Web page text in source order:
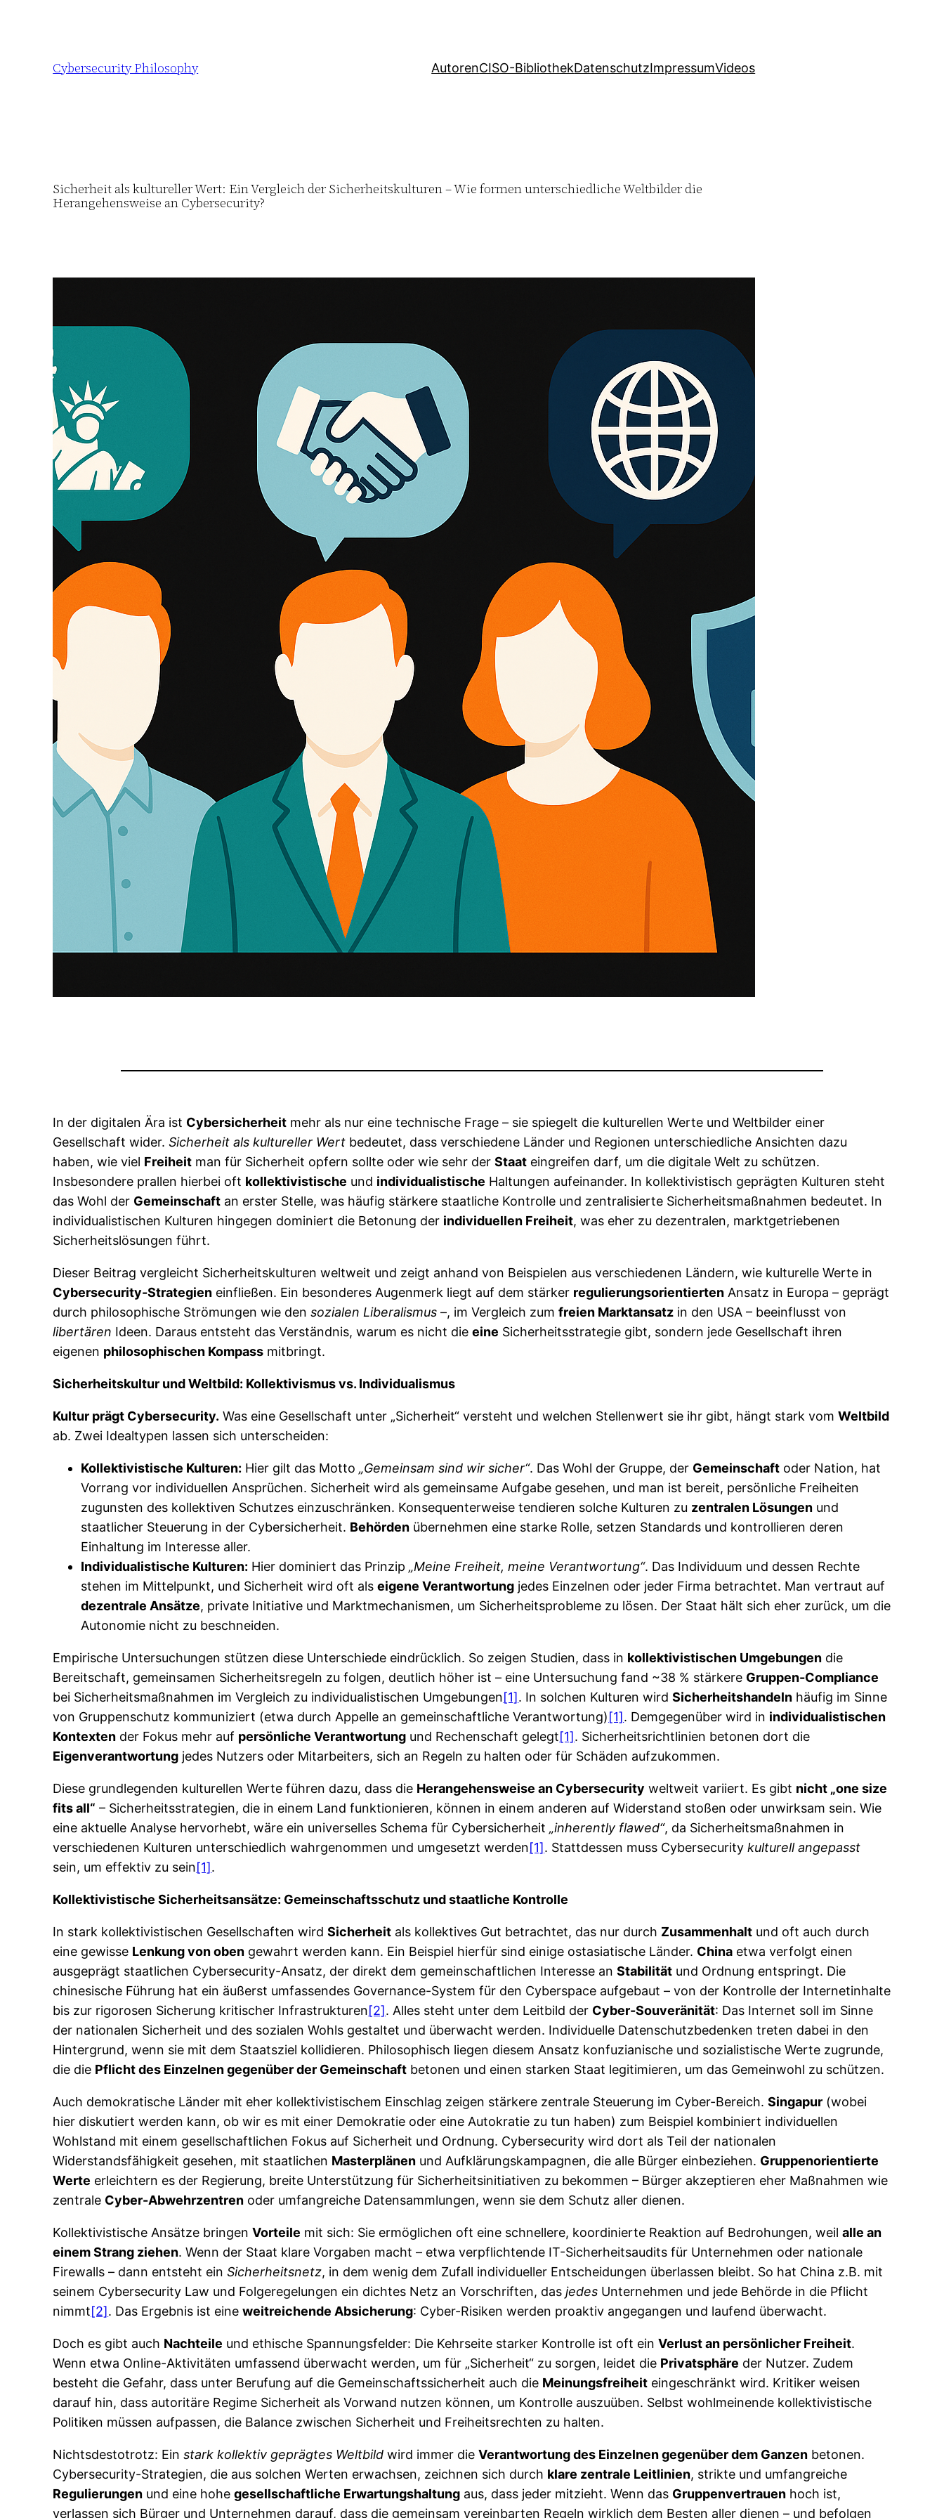
Cybersecurity Philosophy AutorenCISO-BibliothekDatenschutzImpressumVideos
Sicherheit als kultureller Wert: Ein Vergleich der Sicherheitskulturen – Wie formen unterschiedliche Weltbilder die
Herangehensweise an Cybersecurity?
In der digitalen Ära ist Cybersicherheit mehr als nur eine technische Frage – sie spiegelt die kulturellen Werte und Weltbilder einer
Gesellschaft wider.Sicherheit als kultureller Wert bedeutet, dass verschiedene Länder und Regionen unterschiedliche Ansichten dazu
haben, wie viel Freiheit man für Sicherheit opfern sollte oder wie sehr derStaat eingreifen darf, um die digitale Welt zu schützen.
Insbesondere prallen hierbei oft kollektivistische und individualistische Haltungen aufeinander. In kollektivistisch geprägten Kulturen steht
das Wohl der Gemeinschaft an erster Stelle, was häufig stärkere staatliche Kontrolle und zentralisierte Sicherheitsmaßnahmen bedeutet. In
individualistischen Kulturen hingegen dominiert die Betonung der individuellen Freiheit, was eher zu dezentralen, marktgetriebenen
Sicherheitslösungen führt.
Dieser Beitrag vergleicht Sicherheitskulturen weltweit und zeigt anhand von Beispielen aus verschiedenen Ländern, wie kulturelle Werte in
Cybersecurity-Strategien einfließen. Ein besonderes Augenmerk liegt auf dem stärker regulierungsorientierten Ansatz in Europa – geprägt
durch philosophische Strömungen wie densozialen Liberalismus –, im Vergleich zumfreien Marktansatz in den USA – beeinflusst von
libertären Ideen. Daraus entsteht das Verständnis, warum es nicht dieeine Sicherheitsstrategie gibt, sondern jede Gesellschaft ihren
eigenen philosophischen Kompass mitbringt.
Sicherheitskultur und Weltbild: Kollektivismus vs. Individualismus
Kultur prägt Cybersecurity. Was eine Gesellschaft unter „Sicherheit“ versteht und welchen Stellenwert sie ihr gibt, hängt stark vomWeltbild
ab. Zwei Idealtypen lassen sich unterscheiden:
Kollektivistische Kulturen: Hier gilt das Motto„Gemeinsam sind wir sicher“. Das Wohl der Gruppe, der Gemeinschaft oder Nation, hat
Vorrang vor individuellen Ansprüchen. Sicherheit wird als gemeinsame Aufgabe gesehen, und man ist bereit, persönliche Freiheiten
zugunsten des kollektiven Schutzes einzuschränken. Konsequenterweise tendieren solche Kulturen zu zentralen Lösungen und
staatlicher Steuerung in der Cybersicherheit. Behörden übernehmen eine starke Rolle, setzen Standards und kontrollieren deren
Einhaltung im Interesse aller.
Individualistische Kulturen: Hier dominiert das Prinzip„Meine Freiheit, meine Verantwortung“. Das Individuum und dessen Rechte
stehen im Mittelpunkt, und Sicherheit wird oft alseigene Verantwortung jedes Einzelnen oder jeder Firma betrachtet. Man vertraut auf
dezentrale Ansätze, private Initiative und Marktmechanismen, um Sicherheitsprobleme zu lösen. Der Staat hält sich eher zurück, um die
Autonomie nicht zu beschneiden.
Empirische Untersuchungen stützen diese Unterschiede eindrücklich. So zeigen Studien, dass in kollektivistischen Umgebungen die
Bereitschaft, gemeinsamen Sicherheitsregeln zu folgen, deutlich höher ist – eine Untersuchung fand ~38 % stärkere Gruppen-Compliance
bei Sicherheitsmaßnahmen im Vergleich zu individualistischen Umgebungen[1]. In solchen Kulturen wirdSicherheitshandeln häufig im Sinne
von Gruppenschutz kommuniziert (etwa durch Appelle an gemeinschaftliche Verantwortung)[1]. Demgegenüber wird in individualistischen
Kontexten der Fokus mehr auf persönliche Verantwortung und Rechenschaft gelegt[1]. Sicherheitsrichtlinien betonen dort die
Eigenverantwortung jedes Nutzers oder Mitarbeiters, sich an Regeln zu halten oder für Schäden aufzukommen.
Diese grundlegenden kulturellen Werte führen dazu, dass die Herangehensweise an Cybersecurity weltweit variiert. Es gibt nicht „one size
fits all“ – Sicherheitsstrategien, die in einem Land funktionieren, können in einem anderen auf Widerstand stoßen oder unwirksam sein. Wie
eine aktuelle Analyse hervorhebt, wäre ein universelles Schema für Cybersicherheit„inherently flawed“, da Sicherheitsmaßnahmen in
verschiedenen Kulturen unterschiedlich wahrgenommen und umgesetzt werden[1]. Stattdessen muss Cybersecuritykulturell angepasst
sein, um effektiv zu sein[1].
Kollektivistische Sicherheitsansätze: Gemeinschaftsschutz und staatliche Kontrolle
In stark kollektivistischen Gesellschaften wirdSicherheit als kollektives Gut betrachtet, das nur durch Zusammenhalt und oft auch durch
eine gewisse Lenkung von oben gewahrt werden kann. Ein Beispiel hierfür sind einige ostasiatische Länder. China etwa verfolgt einen
ausgeprägt staatlichen Cybersecurity-Ansatz, der direkt dem gemeinschaftlichen Interesse anStabilität und Ordnung entspringt. Die
chinesische Führung hat ein äußerst umfassendes Governance-System für den Cyberspace aufgebaut – von der Kontrolle der Internetinhalte
bis zur rigorosen Sicherung kritischer Infrastrukturen[2]. Alles steht unter dem Leitbild der Cyber-Souveränität: Das Internet soll im Sinne
der nationalen Sicherheit und des sozialen Wohls gestaltet und überwacht werden. Individuelle Datenschutzbedenken treten dabei in den
Hintergrund, wenn sie mit dem Staatsziel kollidieren. Philosophisch liegen diesem Ansatz konfuzianische und sozialistische Werte zugrunde,
die die Pflicht des Einzelnen gegenüber der Gemeinschaft betonen und einen starken Staat legitimieren, um das Gemeinwohl zu schützen.
Auch demokratische Länder mit eher kollektivistischem Einschlag zeigen stärkere zentrale Steuerung im Cyber-Bereich.Singapur (wobei
hier diskutiert werden kann, ob wir es mit einer Demokratie oder eine Autokratie zu tun haben) zum Beispiel kombiniert individuellen
Wohlstand mit einem gesellschaftlichen Fokus auf Sicherheit und Ordnung. Cybersecurity wird dort als Teil der nationalen
Widerstandsfähigkeit gesehen, mit staatlichen Masterplänen und Aufklärungskampagnen, die alle Bürger einbeziehen. Gruppenorientierte
Werte erleichtern es der Regierung, breite Unterstützung für Sicherheitsinitiativen zu bekommen – Bürger akzeptieren eher Maßnahmen wie
zentrale Cyber-Abwehrzentren oder umfangreiche Datensammlungen, wenn sie dem Schutz aller dienen.
Kollektivistische Ansätze bringenVorteile mit sich: Sie ermöglichen oft eine schnellere, koordinierte Reaktion auf Bedrohungen, weilalle an
einem Strang ziehen. Wenn der Staat klare Vorgaben macht – etwa verpflichtende IT-Sicherheitsaudits für Unternehmen oder nationale
Firewalls – dann entsteht einSicherheitsnetz, in dem wenig dem Zufall individueller Entscheidungen überlassen bleibt. So hat China z.B. mit
seinem Cybersecurity Law und Folgeregelungen ein dichtes Netz an Vorschriften, dasjedes Unternehmen und jede Behörde in die Pflicht
nimmt[2]. Das Ergebnis ist eineweitreichende Absicherung: Cyber-Risiken werden proaktiv angegangen und laufend überwacht.
Doch es gibt auch Nachteile und ethische Spannungsfelder: Die Kehrseite starker Kontrolle ist oft einVerlust an persönlicher Freiheit.
Wenn etwa Online-Aktivitäten umfassend überwacht werden, um für „Sicherheit“ zu sorgen, leidet die Privatsphäre der Nutzer. Zudem
besteht die Gefahr, dass unter Berufung auf die Gemeinschaftssicherheit auch die Meinungsfreiheit eingeschränkt wird. Kritiker weisen
darauf hin, dass autoritäre Regime Sicherheit als Vorwand nutzen können, um Kontrolle auszuüben. Selbst wohlmeinende kollektivistische
Politiken müssen aufpassen, die Balance zwischen Sicherheit und Freiheitsrechten zu halten.
Nichtsdestotrotz: Einstark kollektiv geprägtes Weltbild wird immer dieVerantwortung des Einzelnen gegenüber dem Ganzen betonen.
Cybersecurity-Strategien, die aus solchen Werten erwachsen, zeichnen sich durch klare zentrale Leitlinien, strikte und umfangreiche
Regulierungen und eine hohegesellschaftliche Erwartungshaltung aus, dass jeder mitzieht. Wenn das Gruppenvertrauen hoch ist,
verlassen sich Bürger und Unternehmen darauf, dass die gemeinsam vereinbarten Regeln wirklich dem Besten aller dienen – und befolgen